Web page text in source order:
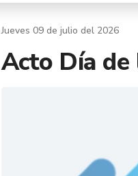
Jueves 09 de julio del 2026
Acto Día de